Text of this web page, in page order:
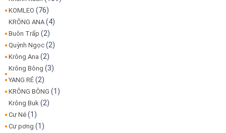
KOMLEO (76)
KRÔNG ANA (4)
Buôn Trấp (2)
Quỳnh Ngọc (2)
Krông Ana (2)
Krông Bông (3)
YANG RÉ (2)
KRÔNG BÔNG (1)
Krông Buk (2)
Cư Né (1)
Cư pơng (1)